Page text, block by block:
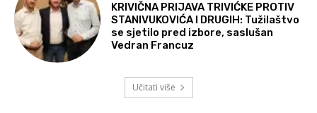
KRIVIČNA PRIJAVA TRIVIĆKE PROTIV
STANIVUKOVIĆA I DRUGIH: Tužilaštvo
se sjetilo pred izbore, saslušan
Vedran Francuz
Učitati više